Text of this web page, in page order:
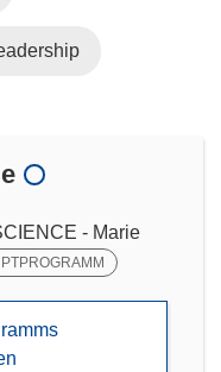
- Marie